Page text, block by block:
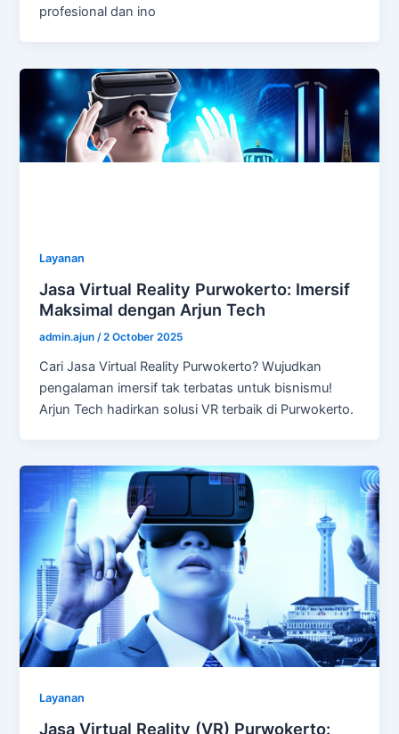
profesional dan ino
Layanan
Jasa Virtual Reality Purwokerto: Imersif
Maksimal dengan Arjun Tech
admin.ajun/2 October 2025
Cari Jasa Virtual Reality Purwokerto? Wujudkan
pengalaman imersif tak terbatas untuk bisnismu!
Arjun Tech hadirkan solusi VR terbaik di Purwokerto.
Layanan
Jasa Virtual Reality (VR) Purwokerto: